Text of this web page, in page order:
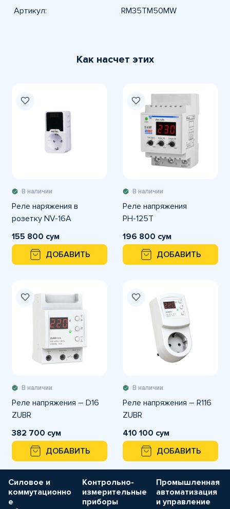
Артикул: RM35TM50MW
Как насчет этих
В наличии
Реле наряжения в
розетку NV-16А
155 800 сум
ДОБАВИТЬ
В наличии
Реле напряжения
РН-125Т
196 800 сум
ДОБАВИТЬ
В наличии
Реле напряжения – D16
ZUBR
382 700 сум
ДОБАВИТЬ
В наличии
Реле напряжения – R116
ZUBR
410 100 сум
ДОБАВИТЬ
Силовое и
коммутационно
е
Контрольно-
измерительные
приборы
Промышленная
автоматизация
и управление